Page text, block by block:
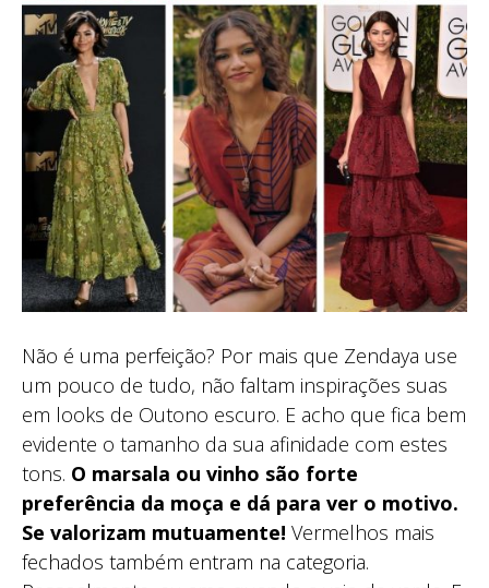
Não é uma perfeição? Por mais que Zendaya use
um pouco de tudo, não faltam inspirações suas
em looks de Outono escuro. E acho que fica bem
evidente o tamanho da sua afinidade com estes
tons. O marsala ou vinho são forte
preferência da moça e dá para ver o motivo.
Se valorizam mutuamente! Vermelhos mais
fechados também entram na categoria.